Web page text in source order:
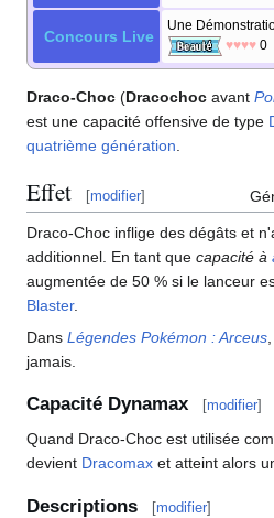
Concours Live
Une
♥♥♥♥ 0
Draco-Choc (Dracochoc avant
est une capacité offensive de type
quatrième génération
Effet [modifier]
Draco-Choc inflige des dégâts et
additionnel. En tant que capacité à
augmentée de 50 % si le lanceur
Blaster.
Dans Légendes Pokémon : Arceus
jamais.
Capacité Dynamax [modifier]
Quand Draco-Choc est utilisée
devient Dracomax et atteint alors
Descriptions [modifier]